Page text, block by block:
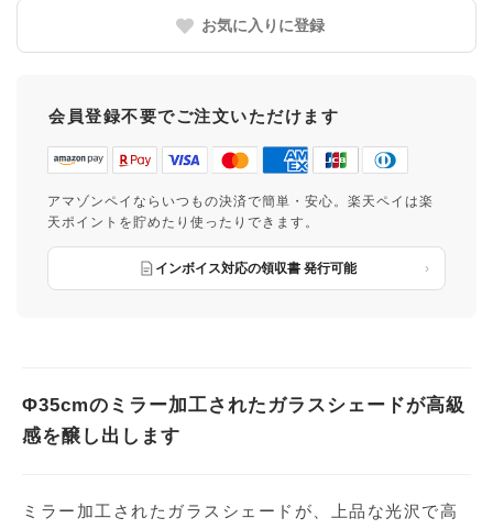
お気に入りに登録
会員登録不要でご注文いただけます
アマゾンペイならいつもの決済で簡単・安心。楽天ペイは楽
天ポイントを貯めたり使ったりできます。
インボイス対応の領収書 発行可能
Φ35cmのミラー加工されたガラスシェードが高級
感を醸し出します
ミラー加工されたガラスシェードが、上品な光沢で高